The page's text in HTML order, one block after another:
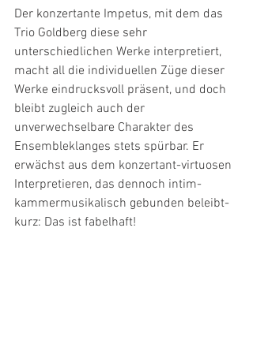
Der konzertante Impetus, mit dem das
Trio Goldberg diese sehr
unterschiedlichen Werke interpretiert,
macht all die individuellen Züge dieser
Werke eindrucksvoll präsent, und doch
bleibt zugleich auch der
unverwechselbare Charakter des
Ensembleklanges stets spürbar. Er
erwächst aus dem konzertant-virtuosen
Interpretieren, das dennoch intim-
kammermusikalisch gebunden beleibt-
kurz: Das ist fabelhaft!